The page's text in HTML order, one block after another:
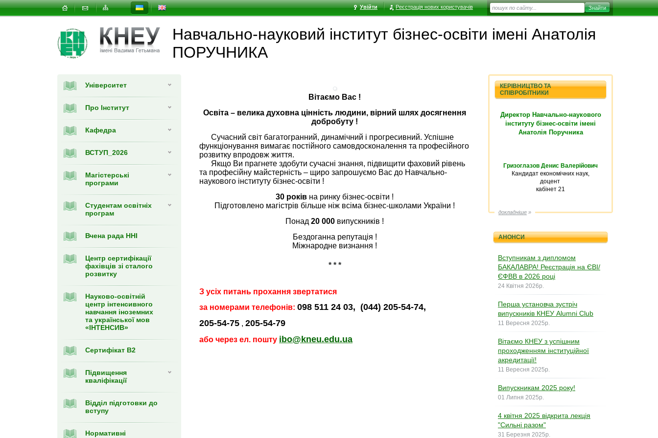
Увійти Реєстрація нових користувачів
Навчально-науковий інститут бізнес-освіти імені Анатолія
ПОРУЧНИКА
Університет
Про Інститут
Кафедра
ВСТУП_2026
Магістерські
програми
Cтудентам освітніх
програм
Вчена рада ННІ
Центр сертифікації
фахівців зі сталого
розвитку
Науково-освітній
центр інтенсивного
навчання іноземних
та української мов
«ІНТЕНСИВ»
Сертифікат В2
Підвищення
кваліфікації
Відділ підготовки до
вступу
Нормативні
Вітаємо Вас !
Освіта – велика духовна цінність людини, вірний шлях досягнення
добробуту !
Сучасний світ багатогранний, динамічний і прогресивний. Успішне
функціонування вимагає постійного самовдосконалення та професійного
розвитку впродовж життя.
Якщо Ви прагнете здобути сучасні знання, підвищити фаховий рівень
та професійну майстерність – щиро запрошуємо Вас до Навчально-
наукового інституту бізнес-освіти !
30 років на ринку бізнес-освіти !
Підготовлено магістрів більше ніж всіма бізнес-школами України !
Понад 20 000 випускників !
Бездоганна репутація !
Міжнародне визнання !
* * *
З усіх питань прохання звертатися
за номерами телефонів: 098 511 24 03, (044) 205-54-74,
205-54-75 , 205-54-79
або через ел. пошту ibo@kneu.edu.ua
КЕРІВНИЦТВО ТА
СПІВРОБІТНИКИ
Директор Навчально-наукового
інституту бізнес-освіти імені
Анатолія Поручника
Гризоглазов Денис Валерійович
Кандидат економічних наук,
доцент
кабінет 21
докладніше »
АНОНСИ
Вступникам з дипломом
БАКАЛАВРА! Реєстрація на ЄВІ/
ЄФВВ в 2026 році
24 Квітня 2026р.
Перша установча зустріч
випускників КНЕУ Alumni Club
11 Вересня 2025р.
Вітаємо КНЕУ з успішним
проходженням інституційної
акредитації!
11 Вересня 2025р.
Випускникам 2025 року!
01 Липня 2025р.
4 квітня 2025 відкрита лекція
"Сильні разом"
31 Березня 2025р.